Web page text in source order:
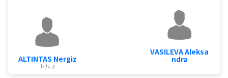
ALTINTAS Nergiz
トルコ
VASILEVA Aleksa
ndra